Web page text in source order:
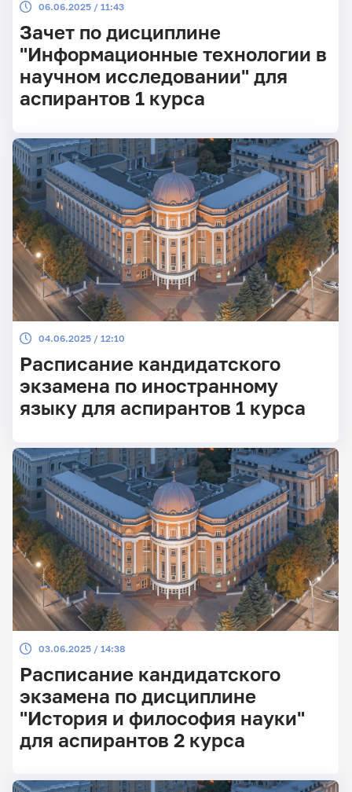
06.06.2025 / 11:43
Зачет по дисциплине
"Информационные технологии в
научном исследовании" для
аспирантов 1 курса
04.06.2025 / 12:10
Расписание кандидатского
экзамена по иностранному
языку для аспирантов 1 курса
03.06.2025 / 14:38
Расписание кандидатского
экзамена по дисциплине
"История и философия науки"
для аспирантов 2 курса